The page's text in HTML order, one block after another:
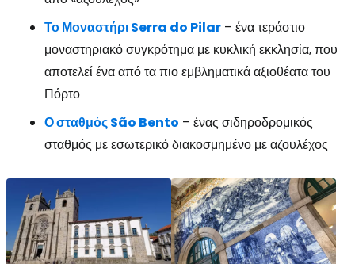
Το Μοναστήρι Serra do Pilar – ένα τεράστιο
μοναστηριακό συγκρότημα με κυκλική εκκλησία, που
αποτελεί ένα από τα πιο εμβληματικά αξιοθέατα του
Πόρτο
Ο σταθμός São Bento – ένας σιδηροδρομικός
σταθμός με εσωτερικό διακοσμημένο με αζουλέχος